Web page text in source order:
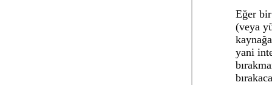
Eğer
(veya
yani